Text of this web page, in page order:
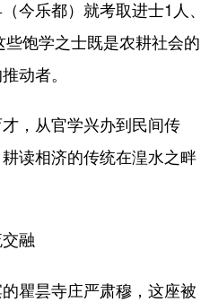
今乐都）就考取进士1人、
饱学之士既是农耕社会的
动者。
，从官学兴办到民间传
读相济的传统在湟水之畔
融
昙寺庄严肃穆，这座被